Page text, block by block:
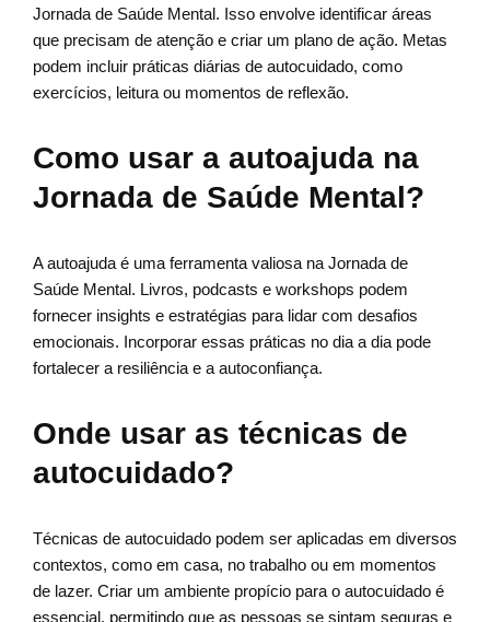
Jornada de Saúde Mental. Isso envolve identificar áreas
que precisam de atenção e criar um plano de ação. Metas
podem incluir práticas diárias de autocuidado, como
exercícios, leitura ou momentos de reflexão.
Como usar a autoajuda na
Jornada de Saúde Mental?
A autoajuda é uma ferramenta valiosa na Jornada de
Saúde Mental. Livros, podcasts e workshops podem
fornecer insights e estratégias para lidar com desafios
emocionais. Incorporar essas práticas no dia a dia pode
fortalecer a resiliência e a autoconfiança.
Onde usar as técnicas de
autocuidado?
Técnicas de autocuidado podem ser aplicadas em diversos
contextos, como em casa, no trabalho ou em momentos
de lazer. Criar um ambiente propício para o autocuidado é
essencial, permitindo que as pessoas se sintam seguras e